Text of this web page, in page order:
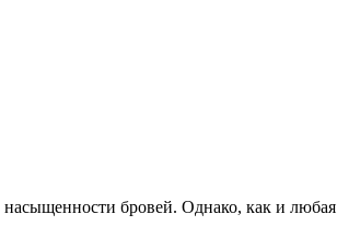
насыщенности бровей. Однако, как и любая